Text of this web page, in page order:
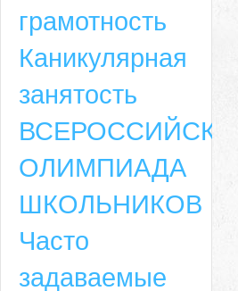
грамотность
Каникулярная
занятость
ВСЕРОССИЙСКАЯ
ОЛИМПИАДА
ШКОЛЬНИКОВ
Часто
задаваемые